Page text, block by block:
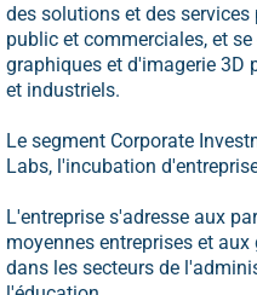
des solutions et des
public et commerciales, et
graphiques et d'imagerie 3D
et industriels.
Le segment Corporate
Labs, l'incubation
L'entreprise s'adresse aux
moyennes entreprises et
dans les secteurs de